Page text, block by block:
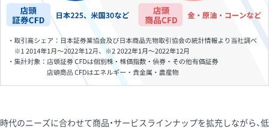
時代のニーズに合わせて商品・サービスラインナップを拡充しながら、低